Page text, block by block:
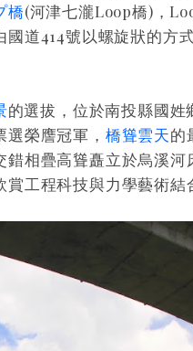
橋(河津七瀧Loop橋)，
道414號以螺旋狀的方
的選拔，位於南投縣國
榮譍冠軍， 橋聳雲天的
相疊高聳矗立於烏溪河
工程科技與力學藝術結